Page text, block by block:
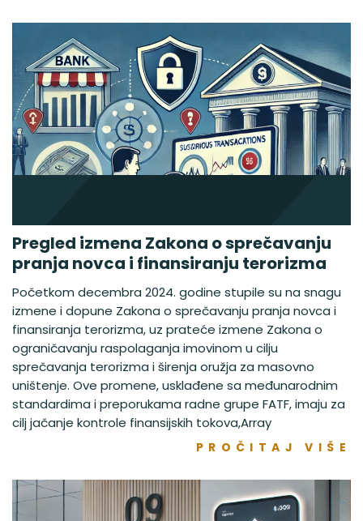
Pregled izmena Zakona o sprečavanju
pranja novca i finansiranju terorizma
Početkom decembra 2024. godine stupile su na snagu
izmene i dopune Zakona o sprečavanju pranja novca i
finansiranja terorizma, uz prateće izmene Zakona o
ograničavanju raspolaganja imovinom u cilju
sprečavanja terorizma i širenja oružja za masovno
uništenje. Ove promene, usklađene sa međunarodnim
standardima i preporukama radne grupe FATF, imaju za
cilj jačanje kontrole finansijskih tokova,Array
PROČITAJ VIŠE